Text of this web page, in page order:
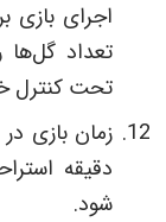
اجرای بازی
تعداد
تحت کنترل
دقیقه
شود.